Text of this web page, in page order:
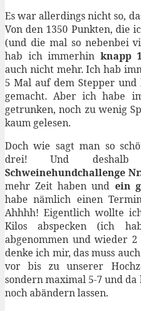
Es war allerdings nicht so,
Von den 1350 Punkten, die
(und die mal so nebenbei
hab ich immerhin knapp
auch nicht mehr. Ich hab
5 Mal auf dem Stepper
gemacht. Aber ich habe
getrunken, noch zu wenig
kaum gelesen.
Doch wie sagt man so
drei! Und
Schweinehundchallenge
mehr Zeit haben und ein
habe nämlich einen
Ahhhh! Eigentlich wollte
Kilos abspecken (ich
abgenommen und wieder
denke ich mir, das muss
vor bis zu unserer
sondern maximal 5-7 und
noch abändern lassen.